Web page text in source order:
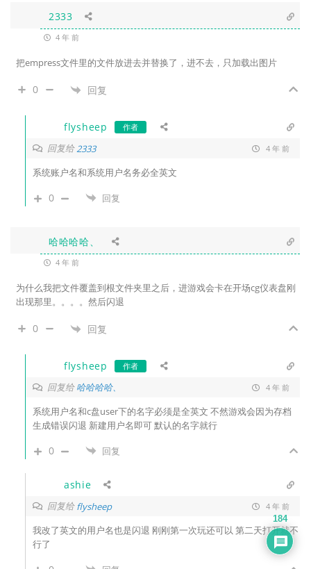
2333
4 年 前
把empress文件里的文件放进去并替换了， 进不去，只加载出图片
0 回复
flysheep 作者
回复给2333 4 年 前
系统账户名和系统用户名务必全英文
0 回复
哈哈哈哈、
4 年 前
为什么我把文件覆盖到根文件夹里之后，进游戏会卡在开场cg仪表盘刚
出现那里。。。。然后闪退
0 回复
flysheep 作者
回复给哈哈哈哈、 4 年 前
系统用户名和c盘user下的名字必须是全英文 不然游戏会因为存档
生成错误闪退 新建用户名即可 默认的名字就行
0 回复
ashie
回复给flysheep 4 年 前
我改了英文的用户名也是闪退 刚刚第一次玩还可以 第二天打开就不
行了
184